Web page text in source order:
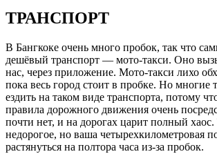
ТРАНСПОРТ
В Бангкоке очень много пробок, так что
дешёвый транспорт — мото-такси. Оно
нас, через приложение. Мото-такси лихо
пока весь город стоит в пробке. Но многие
ездить на таком виде транспорта, потому
правила дорожного движения очень
почти нет, и на дорогах царит полный
недорогое, но ваша четырехкилометровая
растянуться на полтора часа из-за пробок.